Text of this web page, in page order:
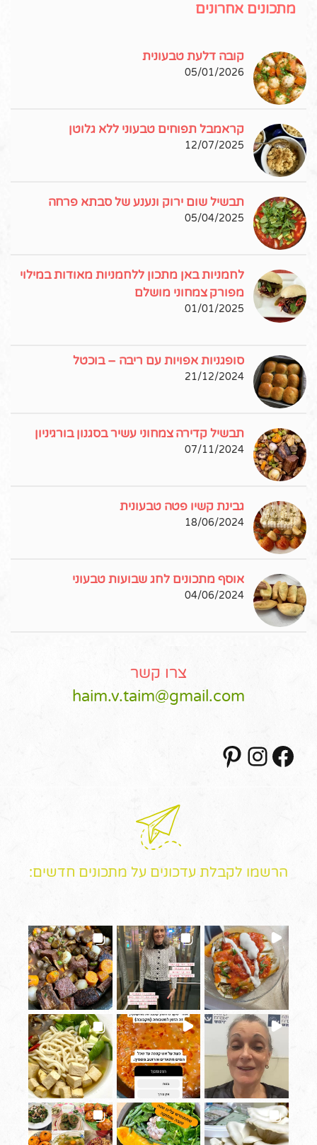
מתכונים אחרונים
קובה דלעת טבעונית
05/01/2026
קראמבל תפוחים טבעוני ללא גלוטן
12/07/2025
תבשיל שום ירוק ונענע של סבתא פרחה
05/04/2025
לחמניות באן מתכון ללחמניות מאודות במילוי
מפורק צמחוני מושלם
01/01/2025
סופגניות אפויות עם ריבה – בוכטל
21/12/2024
תבשיל קדירה צמחוני עשיר בסגנון בורגיניון
07/11/2024
גבינת קשיו פטה טבעונית
18/06/2024
אוסף מתכונים לחג שבועות טבעוני
04/06/2024
צרו קשר
haim.v.taim@gmail.com
Facebook
Instagram
הרשמו לקבלת עדכונים על מתכונים חדשים: